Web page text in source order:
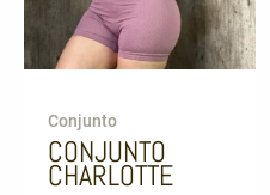
Conjunto
CONJUNTO
CHARLOTTE